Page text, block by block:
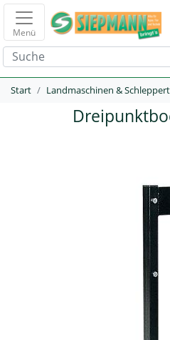
Menü
Start Landmaschinen &